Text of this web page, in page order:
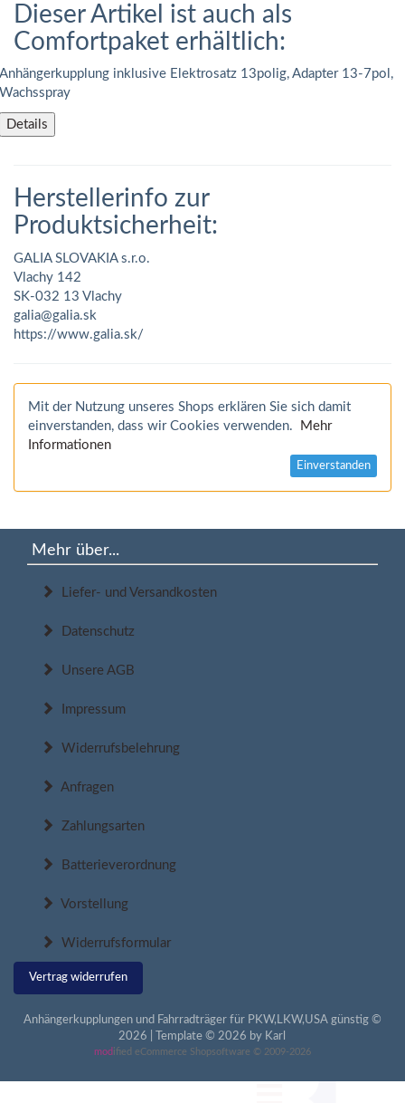
Dieser Artikel ist auch als
Comfortpaket erhältlich:
Anhängerkupplung inklusive Elektrosatz 13polig, Adapter 13-7pol,
Wachsspray
Details
Herstellerinfo zur
Produktsicherheit:
GALIA SLOVAKIA s.r.o.
Vlachy 142
SK-032 13 Vlachy
galia@galia.sk
https://www.galia.sk/
Mit der Nutzung unseres Shops erklären Sie sich damit
einverstanden, dass wir Cookies verwenden.
Mehr
Informationen
Einverstanden
Mehr über...
Liefer- und Versandkosten
Datenschutz
Unsere AGB
Impressum
Widerrufsbelehrung
Anfragen
Zahlungsarten
Batterieverordnung
Vorstellung
Widerrufsformular
Vertrag widerrufen
Anhängerkupplungen und Fahrradträger für PKW,LKW,USA günstig ©
2026 | Template © 2026 by Karl
mod ified eCommerce Shopsoftware © 2009-2026